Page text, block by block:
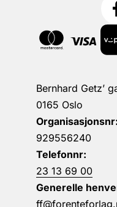
Bernhard Getz’
0165 Oslo
Organisasjonsnr:
929556240
Telefonnr:
23 13 69 00
Generelle